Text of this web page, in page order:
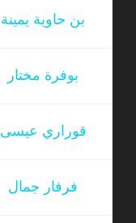
بن حاوية يمينة
بوفرة مختار
قوراري عيسى
فرفار جمال